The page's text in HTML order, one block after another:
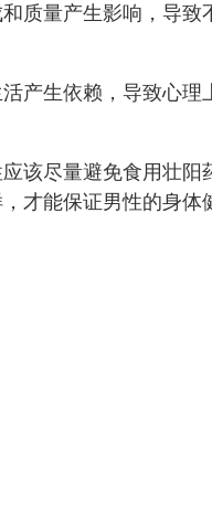
量产生影响，导
产生依赖，导致心
该尽量避免食用壮
才能保证男性的身体